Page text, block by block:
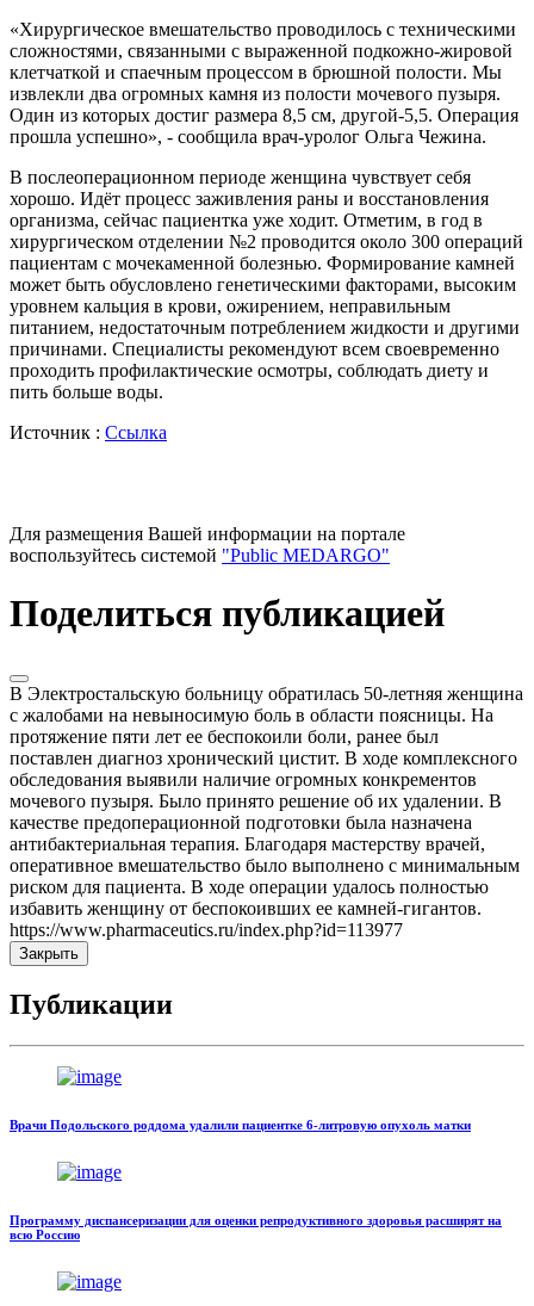
«Хирургическое вмешательство проводилось с техническими
сложностями, связанными с выраженной подкожно-жировой
клетчаткой и спаечным процессом в брюшной полости. Мы
извлекли два огромных камня из полости мочевого пузыря.
Один из которых достиг размера 8,5 см, другой-5,5. Операция
прошла успешно», - сообщила врач-уролог Ольга Чежина.
В послеоперационном периоде женщина чувствует себя
хорошо. Идёт процесс заживления раны и восстановления
организма, сейчас пациентка уже ходит. Отметим, в год в
хирургическом отделении №2 проводится около 300 операций
пациентам с мочекаменной болезнью. Формирование камней
может быть обусловлено генетическими факторами, высоким
уровнем кальция в крови, ожирением, неправильным
питанием, недостаточным потреблением жидкости и другими
причинами. Специалисты рекомендуют всем своевременно
проходить профилактические осмотры, соблюдать диету и
пить больше воды.
Источник : Ссылка
Для размещения Вашей информации на портале
воспользуйтесь системой "Public MEDARGO"
Поделиться публикацией
В Электростальскую больницу обратилась 50-летняя женщина
с жалобами на невыносимую боль в области поясницы. На
протяжение пяти лет ее беспокоили боли, ранее был
поставлен диагноз хронический цистит. В ходе комплексного
обследования выявили наличие огромных конкрементов
мочевого пузыря. Было принято решение об их удалении. В
качестве предоперационной подготовки была назначена
антибактериальная терапия. Благодаря мастерству врачей,
оперативное вмешательство было выполнено с минимальным
риском для пациента. В ходе операции удалось полностью
избавить женщину от беспокоивших ее камней-гигантов.
https://www.pharmaceutics.ru/index.php?id=113977
Закрыть
Публикации
Врачи Подольского роддома удалили пациентке 6-литровую опухоль матки
Программу диспансеризации для оценки репродуктивного здоровья расширят на
всю Россию